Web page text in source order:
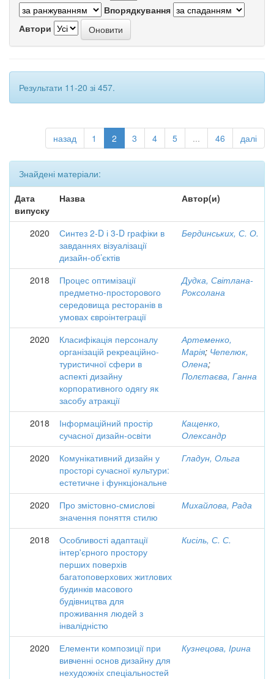
Впорядкування
Автори
Результати 11-20 зі 457.
назад 1 2 3 4 5 ... 46 далі
Знайдені матеріали:
Дата
випуску
Назва Автор(и)
2020
Синтез 2-D і 3-D графіки в
завданнях візуалізації
дизайн-об’єктів
Бердинських, С. О.
2018
Процес оптимізації
предметно-просторового
середовища ресторанів в
умовах євроінтеграції
Дудка, Світлана-
Роксолана
2020
Класифікація персоналу
організацій рекреаційно-
туристичної сфери в
аспекті дизайну
корпоративного одягу як
засобу атракції
Артеменко,
Марія; Чепелюк,
Олена;
Полєтаєва, Ганна
2018
Інформаційний простір
сучасної дизайн-освіти
Кащенко,
Олександр
2020
Комунікативний дизайн у
просторі сучасної культури:
естетичне і функціональне
Гладун, Ольга
2020
Про змістовно-смислові
значення поняття стилю
Михайлова, Рада
2018
Особливості адаптації
інтер'єрного простору
перших поверхів
багатоповерхових житлових
будинків масового
будівництва для
проживання людей з
інвалідністю
Кисіль, С. С.
2020
Елементи композиції при
вивченні основ дизайну для
нехудожніх спеціальностей
Кузнецова, Ірина